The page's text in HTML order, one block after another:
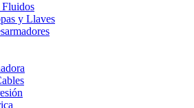
Fluidos
y Llaves